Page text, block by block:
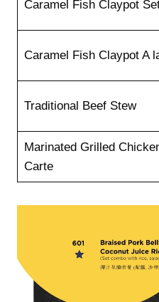
Caramel Fish Claypot
Caramel Fish Claypot A
Traditional Beef Stew
Marinated Grilled
Carte